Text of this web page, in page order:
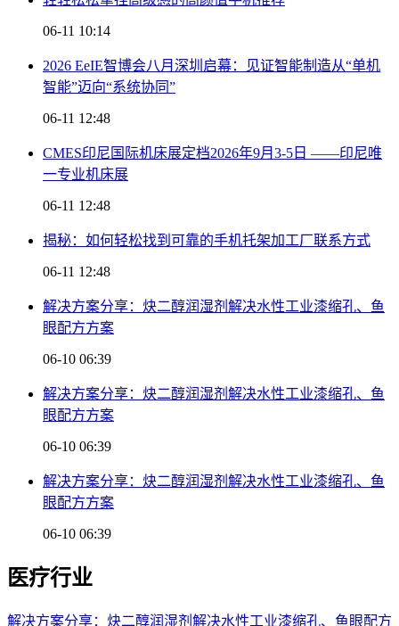
06-11 10:14
2026 EeIE智博会八月深圳启幕：见证智能制造从“单机
智能”迈向“系统协同”
06-11 12:48
CMES印尼国际机床展定档2026年9月3-5日 ——印尼唯
一专业机床展
06-11 12:48
揭秘：如何轻松找到可靠的手机托架加工厂联系方式
06-11 12:48
解决方案分享：炔二醇润湿剂解决水性工业漆缩孔、鱼
眼配方方案
06-10 06:39
解决方案分享：炔二醇润湿剂解决水性工业漆缩孔、鱼
眼配方方案
06-10 06:39
解决方案分享：炔二醇润湿剂解决水性工业漆缩孔、鱼
眼配方方案
06-10 06:39
医疗行业
解决方案分享：炔二醇润湿剂解决水性工业漆缩孔、鱼眼配方